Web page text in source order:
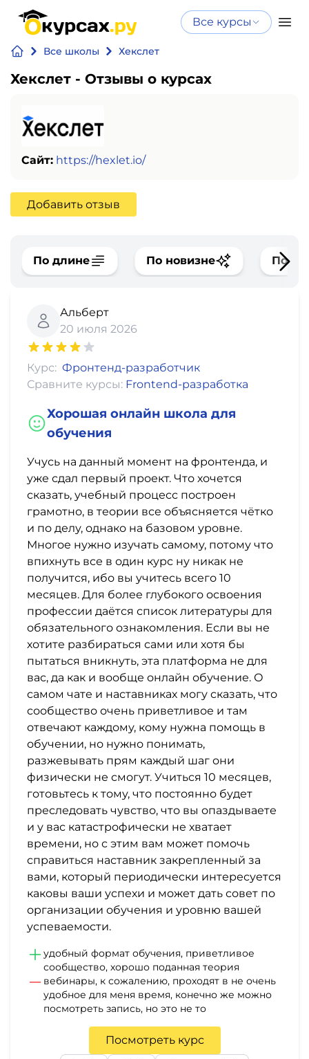
Все курсы
Все школы Хекслет
Хекслет - Отзывы о курсах
Сайт: https://hexlet.io/
Добавить отзыв
По длине По новизне По
Альберт
20 июля 2026
Курс: Фронтенд-разработчик
Сравните курсы: Frontend-разработка
Хорошая онлайн школа для
обучения
Учусь на данный момент на фронтенда, и
уже сдал первый проект. Что хочется
сказать, учебный процесс построен
грамотно, в теории все объясняется чётко
и по делу, однако на базовом уровне.
Многое нужно изучать самому, потому что
впихнуть все в один курс ну никак не
получится, ибо вы учитесь всего 10
месяцев. Для более глубокого освоения
профессии даётся список литературы для
обязательного ознакомления. Если вы не
хотите разбираться сами или хотя бы
пытаться вникнуть, эта платформа не для
вас, да как и вообще онлайн обучение. О
самом чате и наставниках могу сказать, что
сообщество очень приветливое и там
отвечают каждому, кому нужна помощь в
обучении, но нужно понимать,
разжевывать прям каждый шаг они
физически не смогут. Учиться 10 месяцев,
готовьтесь к тому, что постоянно будет
преследовать чувство, что вы опаздываете
и у вас катастрофически не хватает
времени, но с этим вам может помочь
справиться наставник закрепленный за
вами, который периодически интересуется
каковы ваши успехи и может дать совет по
организации обучения и уровню вашей
успеваемости.
удобный формат обучения, приветливое
сообщество, хорошо поданная теория
вебинары, к сожалению, проходят в не очень
удобное для меня время, конечно же можно
посмотреть запись, но это не то
Посмотреть курс
Нейросеть
Бизнес
и
Дизайн
Аналитика
фото,
аудио
Маркетинг
Иностранный
язык
Для
детей
Красота,
здоровье,
фитнес
Психология
и
саморазвитие
Прочее
Репетиторы
Тесты
на
профориентацию
Курсы по
Бесплатно